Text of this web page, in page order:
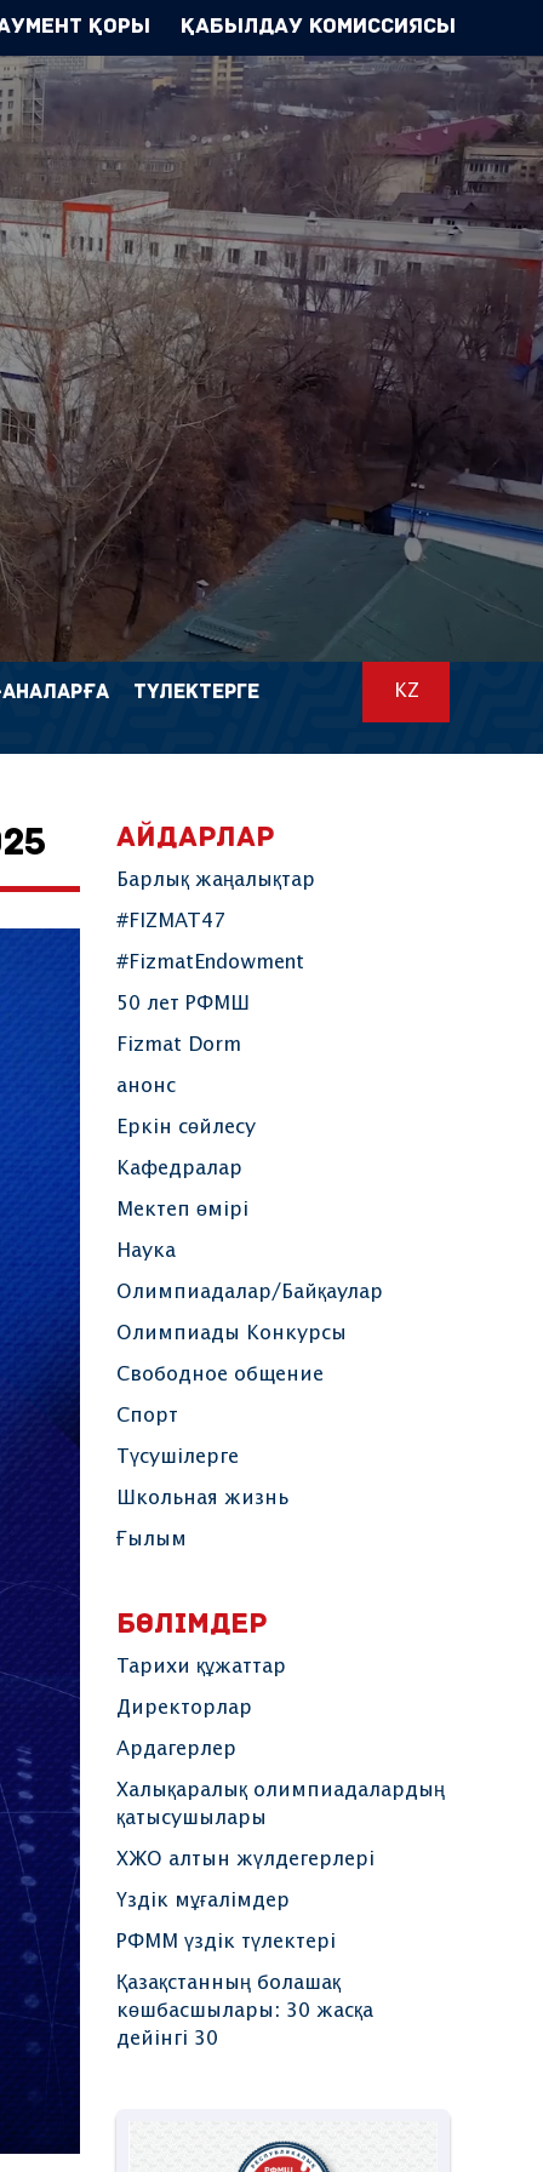
Қоры Қабылдау комиссиясы
ТҮЛЕКТЕРГЕ
KZ
АЙДАРЛАР
Барлық жаңалықтар
#FIZMAT47
#FizmatEndowment
50 лет РФМШ
Fizmat Dorm
анонс
Еркін сөйлесу
Кафедралар
Мектеп өмірі
Наука
Олимпиадалар/Байқаулар
Олимпиады Конкурсы
Свободное общение
Спорт
Түсушілерге
Школьная жизнь
Ғылым
БӨЛІМДЕР
Тарихи құжаттар
Директорлар
Ардагерлер
Халықаралық олимпиадалардың
қатысушылары
ХЖО алтын жүлдегерлері
Үздік мұғалімдер
РФММ үздік түлектері
Қазақстанның болашақ
көшбасшылары: 30 жасқа
дейінгі 30